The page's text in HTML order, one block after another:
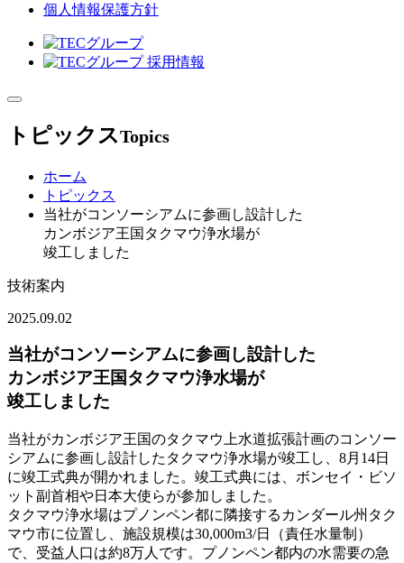
個人情報保護方針
トピックスTopics
ホーム
トピックス
当社がコンソーシアムに参画し設計した
カンボジア王国タクマウ浄水場が
竣工しました
技術案内
2025.09.02
当社がコンソーシアムに参画し設計した
カンボジア王国タクマウ浄水場が
竣工しました
当社がカンボジア王国のタクマウ上水道拡張計画のコンソー
シアムに参画し設計したタクマウ浄水場が竣工し、8月14日
に竣工式典が開かれました。竣工式典には、ボンセイ・ビソ
ット副首相や日本大使らが参加しました。
タクマウ浄水場はプノンペン都に隣接するカンダール州タク
マウ市に位置し、施設規模は30,000m3/日（責任水量制）
で、受益人口は約8万人です。プノンペン都内の水需要の急